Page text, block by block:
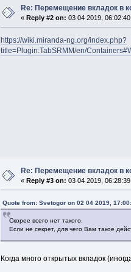
Re: Перемещение вкладок в
« Reply #2 on: 03 04 2019,
https://wiki.miranda-ng.org/index.php?
title=Plugin:TabSRMM/en/
Re: Перемещение вкладок в
« Reply #3 on: 03 04 2019,
Quote from: Svetogor on 02 04 2019,
Скорее всего нет такого.
Если не секрет, для чего Вам такое
Когда много открытых вкладок